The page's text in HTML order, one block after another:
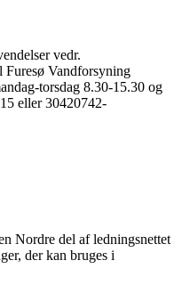
vedr.
Vandforsyning
torsdag 8.30-15.30 og
eller 30420742-
Nordre del af ledningsnettet
der kan bruges i